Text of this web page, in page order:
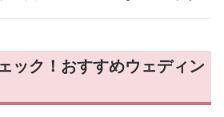
ック！おすすめウェディン